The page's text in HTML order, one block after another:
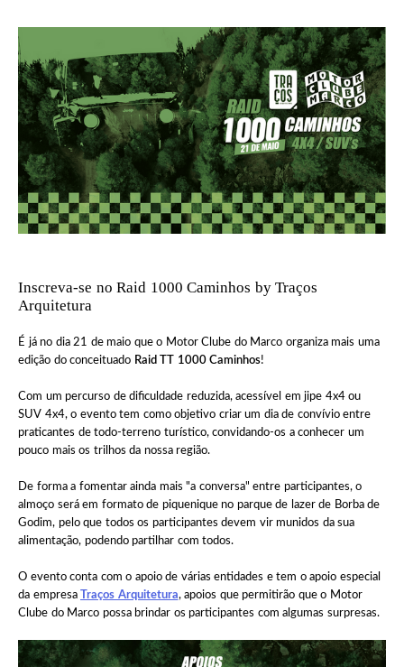
Inscreva-se no Raid 1000 Caminhos by Traços
Arquitetura
É já no dia 21 de maio que o Motor Clube do Marco organiza mais uma
edição do conceituado Raid TT 1000 Caminhos!
Com um percurso de dificuldade reduzida, acessível em jipe 4x4 ou
SUV 4x4, o evento tem como objetivo criar um dia de convívio entre
praticantes de todo-terreno turístico, convidando-os a conhecer um
pouco mais os trilhos da nossa região.
De forma a fomentar ainda mais "a conversa" entre participantes, o
almoço será em formato de piquenique no parque de lazer de Borba de
Godim, pelo que todos os participantes devem vir munidos da sua
alimentação, podendo partilhar com todos.
O evento conta com o apoio de várias entidades e tem o apoio especial
da empresa Traços Arquitetura, apoios que permitirão que o Motor
Clube do Marco possa brindar os participantes com algumas surpresas.